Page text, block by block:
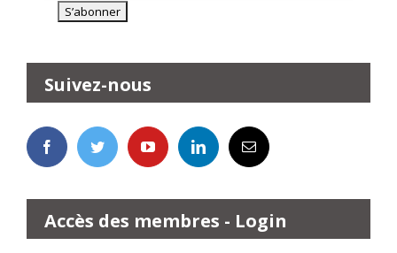
Suivez-nous
Accès des membres - Login